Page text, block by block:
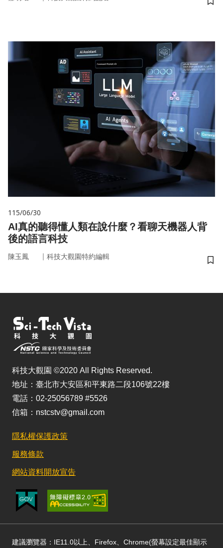
儲
115/06/30
AI真的聽得懂人類在說什麼？看聊天機器人背
後的語言科技
陳玉鳳 ｜ 科技大觀園特約編輯
儲
科技大觀園 ©2020 All Rights Reserved.
地址：臺北市大安區和平東路二段106號22樓
電話：02-25056789 #5526
信箱：nstcstv@gmail.com
隱私權保護政策
服務條款
網站資料開放宣告
建議瀏覽器：IE11.0以上、Firefox、Chrome(螢幕設定最佳顯示